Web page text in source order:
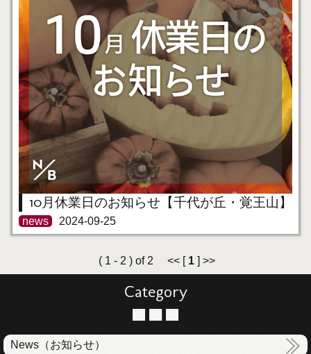
10月休業日のお知らせ【千代が丘・覚王山】
news 2024-09-25
( 1 - 2 ) of 2 << [ 1 ] >>
Category
News（お知らせ）